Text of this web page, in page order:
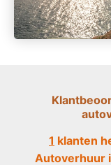
1 klanten
Autoverhuur